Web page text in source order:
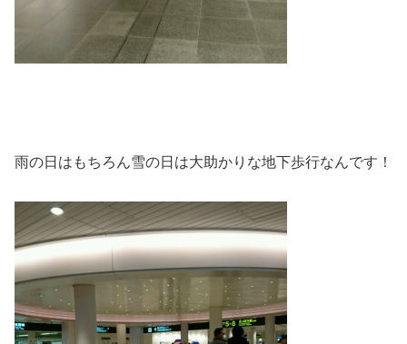
雨の日はもちろん雪の日は大助かりな地下歩行なんです！